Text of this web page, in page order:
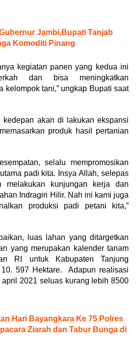
Jambi,Bupati Tanjab
Komoditi Pinang
kegiatan panen yang kedua ini
dan bisa meningkatkan
kelompok tani,” ungkap Bupati saat
kedepan akan di lakukan ekspansi
produk hasil pertanian
selalu mempromosikan
padi kita. Insya Allah, selepas
kunjungan kerja dan
Indragiri Hilir. Nah ini kami juga
produksi padi petani kita,”
luas lahan yang ditargetkan
yang merupakan kalender tanam
RI untuk Kabupaten Tanjung
597 Hektare. Adapun realisasi
2021 seluas kurang lebih 8500
Hari Bayangkara Ke 75 Polres
Ziarah dan Tabur Bunga di